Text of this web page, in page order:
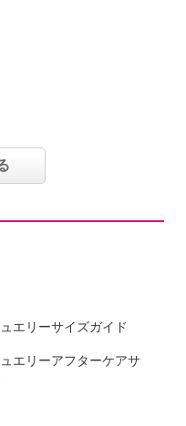
エリーサイズガイド
エリーアフターケアサ